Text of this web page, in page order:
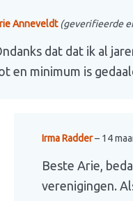
Anneveldt(geverifieerde
dat dat ik al
en minimum is
Irma Radder– 14
Beste Arie,
verenigingen.